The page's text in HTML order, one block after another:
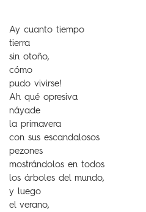
Ay cuanto tiempo
tierra
sin otoño,
cómo
pudo vivirse!
Ah qué opresiva
náyade
la primavera
con sus escandalosos
pezones
mostrándolos en todos
los árboles del mundo,
y luego
el verano,